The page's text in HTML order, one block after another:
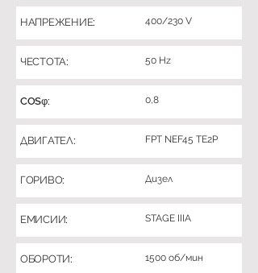
НАПРЕЖЕНИЕ: 400/230 V
ЧЕСТОТА: 50 Hz
COSφ: 0,8
ДВИГАТЕЛ: FPT NEF45 TE2P
ГОРИВО: Дизел
ЕМИСИИ: STAGE IIIA
ОБОРОТИ: 1500 об/мин